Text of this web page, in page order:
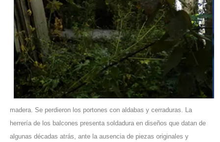
madera. Se perdieron los portones con aldabas y cerraduras. La
herrería de los balcones presenta soldadura en diseños que datan de
algunas décadas atrás, ante la ausencia de piezas originales y